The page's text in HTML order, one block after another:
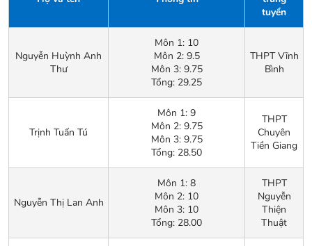
tuyển
Nguyễn Huỳnh Anh
Thư
Môn 1: 10
Môn 2: 9.5
Môn 3: 9.75
Tổng: 29.25
THPT Vĩnh
Bình
Trịnh Tuấn Tú
Môn 1: 9
Môn 2: 9.75
Môn 3: 9.75
Tổng: 28.50
THPT
Chuyên
Tiền Giang
Nguyễn Thị Lan Anh
Môn 1: 8
Môn 2: 10
Môn 3: 10
Tổng: 28.00
THPT
Nguyễn
Thiện
Thuật